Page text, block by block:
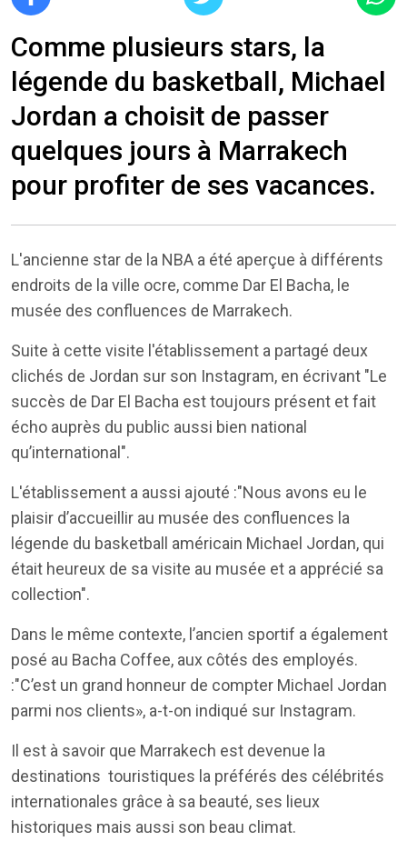
Comme plusieurs stars, la
légende du basketball, Michael
Jordan a choisit de passer
quelques jours à Marrakech
pour profiter de ses vacances.
L'ancienne star de la NBA a été aperçue à différents
endroits de la ville ocre, comme Dar El Bacha, le
musée des confluences de Marrakech.
Suite à cette visite l'établissement a partagé deux
clichés de Jordan sur son Instagram, en écrivant "Le
succès de Dar El Bacha est toujours présent et fait
écho auprès du public aussi bien national
qu’international".
L'établissement a aussi ajouté :"Nous avons eu le
plaisir d’accueillir au musée des confluences la
légende du basketball américain Michael Jordan, qui
était heureux de sa visite au musée et a apprécié sa
collection".
Dans le même contexte, l’ancien sportif a également
posé au Bacha Coffee, aux côtés des employés.
:"C’est un grand honneur de compter Michael Jordan
parmi nos clients», a-t-on indiqué sur Instagram.
Il est à savoir que Marrakech est devenue la
destinations touristiques la préférés des célébrités
internationales grâce à sa beauté, ses lieux
historiques mais aussi son beau climat.